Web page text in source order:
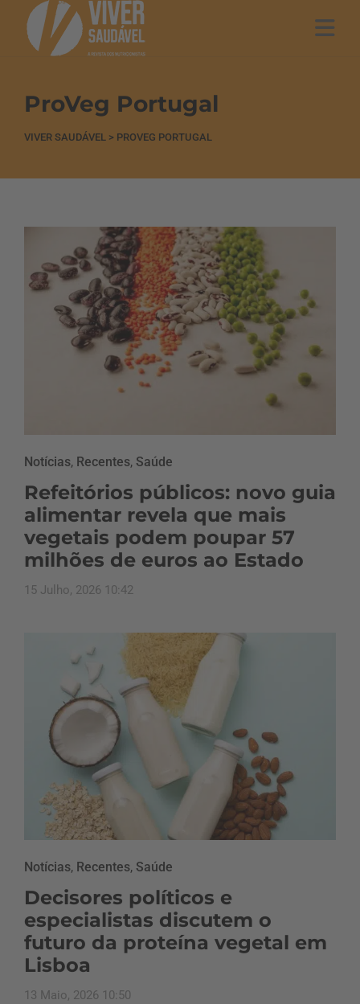
ProVeg Portugal
VIVER SAUDÁVEL > PROVEG PORTUGAL
Notícias, Recentes, Saúde
Refeitórios públicos: novo guia
alimentar revela que mais
vegetais podem poupar 57
milhões de euros ao Estado
15 Julho, 2026 10:42
Notícias, Recentes, Saúde
Decisores políticos e
especialistas discutem o
futuro da proteína vegetal em
Lisboa
13 Maio, 2026 10:50